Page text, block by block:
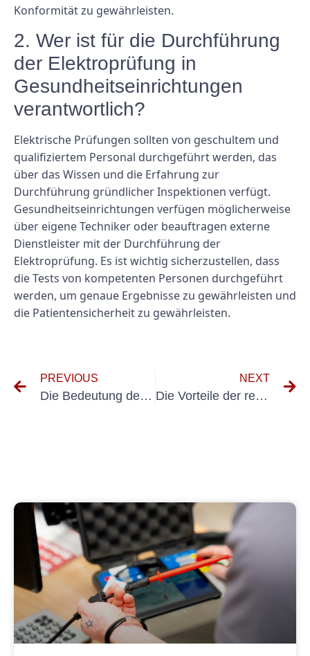
Konformität zu gewährleisten.
2. Wer ist für die Durchführung
der Elektroprüfung in
Gesundheitseinrichtungen
verantwortlich?
Elektrische Prüfungen sollten von geschultem und
qualifiziertem Personal durchgeführt werden, das
über das Wissen und die Erfahrung zur
Durchführung gründlicher Inspektionen verfügt.
Gesundheitseinrichtungen verfügen möglicherweise
über eigene Techniker oder beauftragen externe
Dienstleister mit der Durchführung der
Elektroprüfung. Es ist wichtig sicherzustellen, dass
die Tests von kompetenten Personen durchgeführt
werden, um genaue Ergebnisse zu gewährleisten und
die Patientensicherheit zu gewährleisten.
PREVIOUS
Die Bedeutung der UVV-Prüfung in Winsen (Luhe)
NEXT
Die Vorteile der regelmäßigen Ortsfeste Prüfung nach DGUV V3 für Elektrogeräte